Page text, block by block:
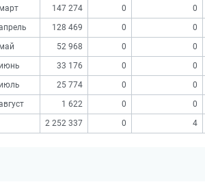
март
147 274 0 0
128 469 0
0
май
52 968 0
0
июнь
33 176 0 0
июль 25 774 0
0
1 622 0
0
2 252 337 0 4